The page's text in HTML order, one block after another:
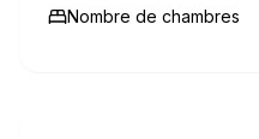
Nombre de chambres